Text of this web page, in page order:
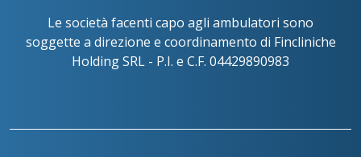
Le società facenti capo agli ambulatori sono
soggette a direzione e coordinamento di Fincliniche
Holding SRL - P.I. e C.F. 04429890983